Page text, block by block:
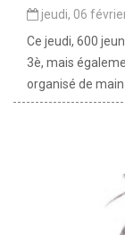
jeudi, 06
Ce jeudi, 600
3è, mais
organisé de main